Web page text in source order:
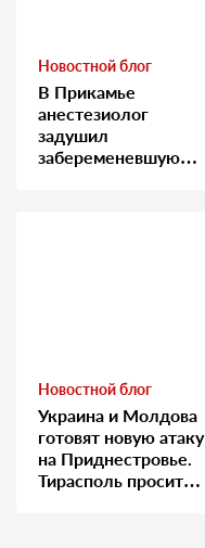
Новостной блог
В Прикамье
анестезиолог
задушил
забеременевшую
Новостной блог
Украина и Молдова
готовят новую атаку
на Приднестровье.
Тирасполь просит